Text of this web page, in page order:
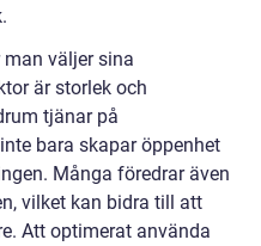
väljer sina
är storlek och
tjänar på
bara skapar öppenhet
Många föredrar även
vilket kan bidra till att
Att optimerat använda